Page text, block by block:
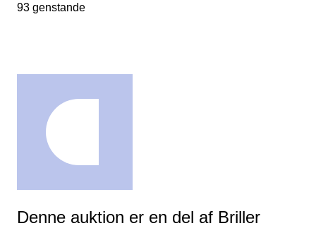
93 genstande
Denne auktion er en del af Briller